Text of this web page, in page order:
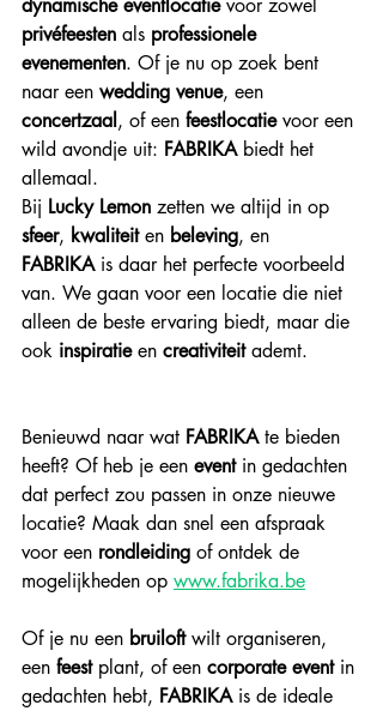
dynamische eventlocatie voor zowel
privéfeesten als professionele
evenementen. Of je nu op zoek bent
naar een wedding venue, een
concertzaal, of een feestlocatie voor een
wild avondje uit: FABRIKA biedt het
allemaal.
Bij Lucky Lemon zetten we altijd in op
sfeer, kwaliteit en beleving, en
FABRIKA is daar het perfecte voorbeeld
van. We gaan voor een locatie die niet
alleen de beste ervaring biedt, maar die
ook inspiratie en creativiteit ademt.
Benieuwd naar wat FABRIKA te bieden
heeft? Of heb je een event in gedachten
dat perfect zou passen in onze nieuwe
locatie? Maak dan snel een afspraak
voor een rondleiding of ontdek de
mogelijkheden op www.fabrika.be
Of je nu een bruiloft wilt organiseren,
een feest plant, of een corporate event in
gedachten hebt, FABRIKA is de ideale